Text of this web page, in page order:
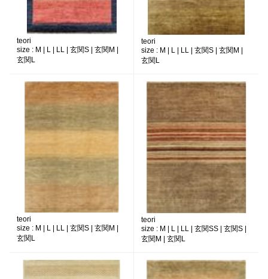
teori
size : M | L | LL | 玄関S | 玄関M |
玄関L
teori
size : M | L | LL | 玄関S | 玄関M |
玄関L
teori
size : M | L | LL | 玄関S | 玄関M |
玄関L
teori
size : M | L | LL | 玄関SS | 玄関S |
玄関M | 玄関L